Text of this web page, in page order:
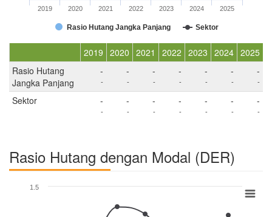
Rasio Hutang Jangka Panjang Sektor
2019 2020 2021 2022 2023 2024 2025
2019 2020 2021 2022 2023 2024 2025
Rasio Hutang
Jangka Panjang
-
-
-
-
-
-
-
-
-
-
-
-
-
-
Sektor -
-
-
-
-
-
-
-
-
-
-
-
-
-
Rasio Hutang dengan Modal (DER)
1.5